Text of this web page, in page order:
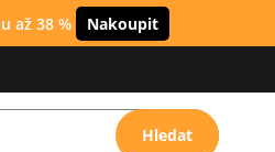
až 38 % Nakoupit
Hledat